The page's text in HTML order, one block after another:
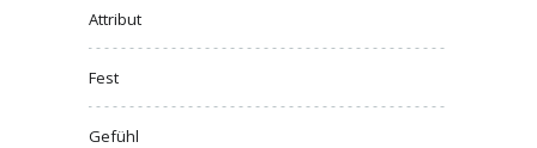
Attribut
Fest
Gefühl